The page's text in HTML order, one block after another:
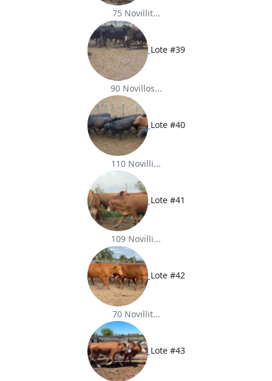
75 Novillit...
Lote #39
90 Novillos...
Lote #40
110 Novilli...
Lote #41
109 Novilli...
Lote #42
70 Novillit...
Lote #43